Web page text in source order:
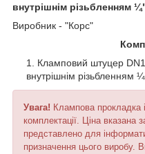
внутрішнім різьбленням
Виробник - "Корс"
Кламповий штуцер
внутрішнім різьбленням
Увага! Клампова прокладка
комплектації. Ціна вказана
представлено для
призначення цього виробу.